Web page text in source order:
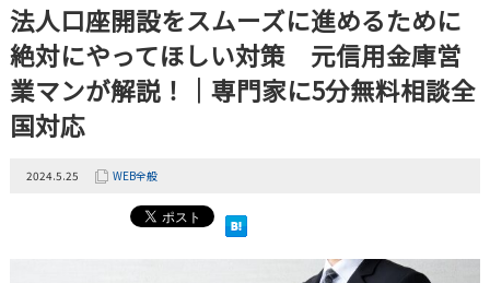
法人口座開設をスムーズに進めるために
絶対にやってほしい対策 元信用金庫営
業マンが解説！｜専門家に5分無料相談全
国対応
2024.5.25 WEB全般